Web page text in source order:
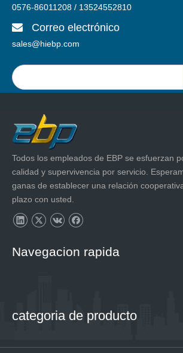
0576-86011208 / 13524552810
 Correo electrónico
sales@hiebp.com
Todos los empleados de EBP se esfuerzan
calidad y supervivencia por servicio.
ganas de establecer una relación
plazo con usted.
Navegacion rapida
categoria de producto